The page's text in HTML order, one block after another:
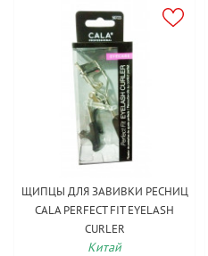
ЩИПЦЫ ДЛЯ ЗАВИВКИ РЕСНИЦ
CALA PERFECT FIT EYELASH
CURLER
Китай